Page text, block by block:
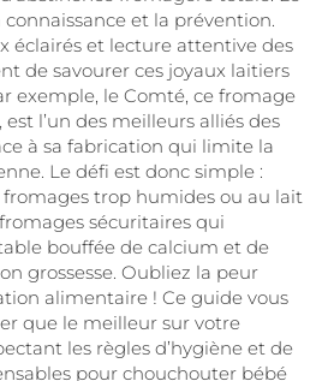
et la prévention.
éclairés et lecture attentive des
de savourer ces joyaux laitiers
exemple, le Comté, ce fromage
l’un des meilleurs alliés des
à sa fabrication qui limite la
Le défi est donc simple :
fromages trop humides ou au lait
sécuritaires qui
bouffée de calcium et de
grossesse. Oubliez la peur
alimentaire ! Ce guide vous
que le meilleur sur votre
les règles d’hygiène et de
pour chouchouter bébé